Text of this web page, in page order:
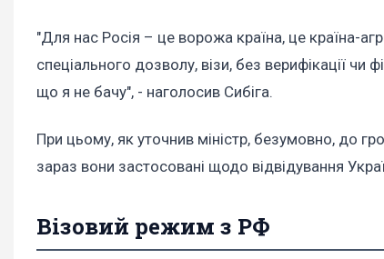
"Для нас Росія – це ворожа країна, це країна-
спеціального дозволу, візи, без верифікації
що я не бачу", - наголосив Сибіга.
При цьому, як уточнив міністр, безумовно, до
зараз вони застосовані щодо відвідування
Візовий режим з РФ